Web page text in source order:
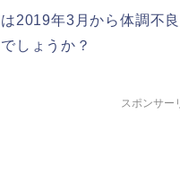
2019年3月から体調不
しょうか？
スポンサー